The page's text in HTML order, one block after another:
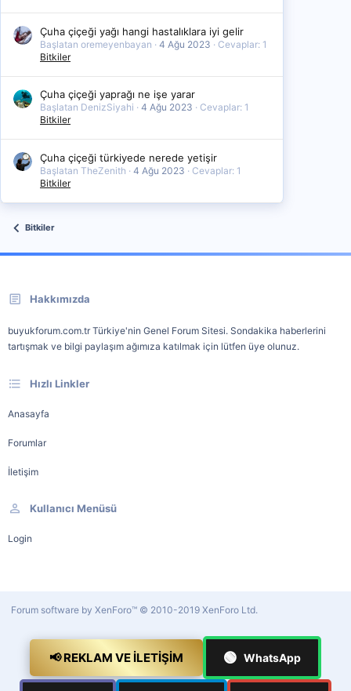
Çuha çiçeği yağı hangi hastalıklara iyi gelir
Başlatan oremeyenbayan 4 Ağu 2023
Cevaplar: 1
Bitkiler
Çuha çiçeği yaprağı ne işe yarar
Başlatan DenizSiyahi 4 Ağu 2023
Cevaplar: 1
Bitkiler
Çuha çiçeği türkiyede nerede yetişir
Başlatan TheZenith 4 Ağu 2023
Cevaplar: 1
Bitkiler
Bitkiler
Hakkımızda
buyukforum.com.tr Türkiye'nin Genel Forum Sitesi. Sondakika haberlerini
tartışmak ve bilgi paylaşım ağımıza katılmak için lütfen üye olunuz.
Hızlı Linkler
Anasayfa
Forumlar
İletişim
Kullanıcı Menüsü
Login
Forum software by XenForo™ © 2010-2019 XenForo Ltd.
📢 REKLAM VE İLETIŞIM 🟢 WhatsApp